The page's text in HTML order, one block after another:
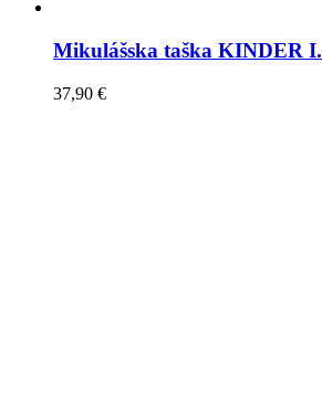
Mikulášska taška KINDER I.
37,90 €